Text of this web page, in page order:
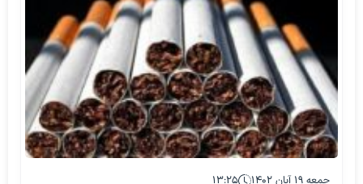
جمعه ۱۹ آبان ۱۴۰۲ ۱۳:۲۵